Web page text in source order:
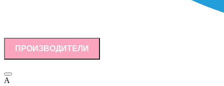
ПРОИЗВОДИТЕЛИ
A